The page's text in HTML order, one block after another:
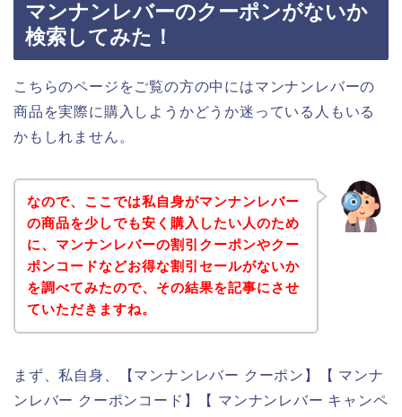
マンナンレバーのクーポンがないか
検索してみた！
こちらのページをご覧の方の中にはマンナンレバーの
商品を実際に購入しようかどうか迷っている人もいる
かもしれません。
なので、ここでは私自身がマンナンレバー
の商品を少しでも安く購入したい人のため
に、マンナンレバーの割引クーポンやクー
ポンコードなどお得な割引セールがないか
を調べてみたので、その結果を記事にさせ
ていただきますね。
まず、私自身、【マンナンレバー クーポン】【 マンナ
ンレバー クーポンコード】【 マンナンレバー キャンペ